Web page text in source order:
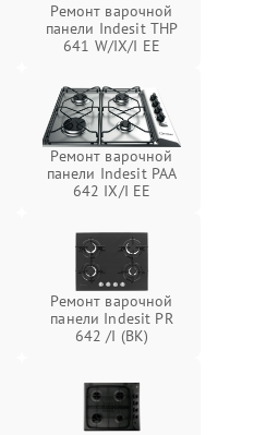
Ремонт варочной
панели Indesit THP
641 W/IX/I EE
Ремонт варочной
панели Indesit PAA
642 IX/I EE
Ремонт варочной
панели Indesit PR
642 /I (BK)